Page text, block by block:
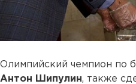
Олимпийский чемпион по
Антон Шипулин, также